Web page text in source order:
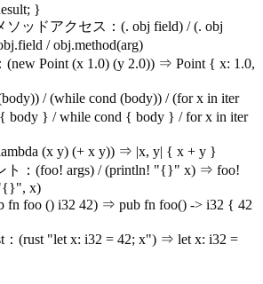
}
ソッドアクセス：(. obj field) / (. obj
/ obj.method(arg)
Point (x 1.0) (y 2.0)) ⇒ Point { x: 1.0,
/ (while cond (body)) / (for x in iter
body } / while cond { body } / for x in iter
(x y) (+ x y)) ⇒ |x, y| { x + y }
ト：(foo! args) / (println! "{}" x) ⇒ foo!
x)
fn foo () i32 42) ⇒ pub fn foo() -> i32 { 42
：(rust "let x: i32 = 42; x") ⇒ let x: i32 =